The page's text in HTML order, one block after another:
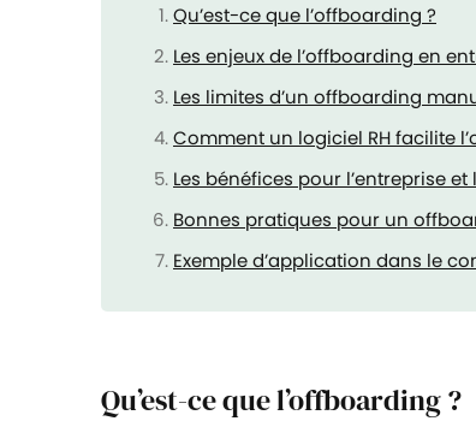
Qu’est-ce que l’offboarding ?
Les enjeux de l’offboarding en
Les limites d’un offboarding
Comment un logiciel RH facilite
Les bénéfices pour l’entreprise et
Bonnes pratiques pour un
Exemple d’application dans le
Qu’est-ce que l’offboarding ?